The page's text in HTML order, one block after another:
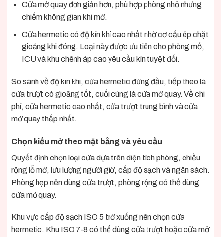
Cửa mở quay đơn giản hơn, phù hợp phòng nhỏ nhưng
chiếm không gian khi mở.
Cửa hermetic có độ kín khí cao nhất nhờ cơ cấu ép chặt
gioăng khi đóng. Loại này được ưu tiên cho phòng mổ,
ICU và khu chênh áp cao yêu cầu kín tuyệt đối.
So sánh về độ kín khí, cửa hermetic đứng đầu, tiếp theo là
cửa trượt có gioăng tốt, cuối cùng là cửa mở quay. Về chi
phí, cửa hermetic cao nhất, cửa trượt trung bình và cửa
mở quay thấp nhất.
Chọn kiểu mở theo mặt bằng và yêu cầu
Quyết định chọn loại cửa dựa trên diện tích phòng, chiều
rộng lỗ mở, lưu lượng người giờ, cấp độ sạch và ngân sách.
Phòng hẹp nên dùng cửa trượt, phòng rộng có thể dùng
cửa mở quay.
Khu vực cấp độ sạch ISO 5 trở xuống nên chọn cửa
hermetic. Khu ISO 7-8 có thể dùng cửa trượt hoặc cửa mở